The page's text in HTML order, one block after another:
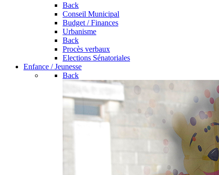
Back
Conseil Municipal
Budget / Finances
Urbanisme
Back
Procès verbaux
Elections Sénatoriales
Enfance / Jeunesse
Back